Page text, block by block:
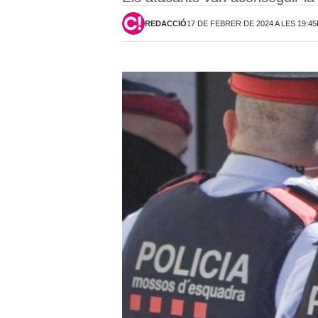
REDACCIÓ17 DE FEBRER DE 2024 A LES